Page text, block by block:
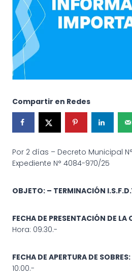
Compartir en Redes
Por 2 días – Decreto Municipal
Expediente N° 4084-970/25
OBJETO: – TERMINACIÓN
FECHA DE PRESENTACIÓN DE LA
Hora: 09:30.-
FECHA DE APERTURA DE SOBRES:
10:00.-